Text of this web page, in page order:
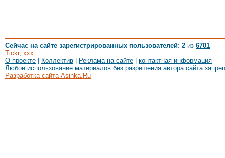
Сейчас на сайте зарегистрированных пользователей: 2 из 6701
Tickr, xxx
О проекте
Коллектив Реклама на сайте
контактная информация
Любое использование материалов без разрешения автора сайта
Разработка сайта Asinka.Ru